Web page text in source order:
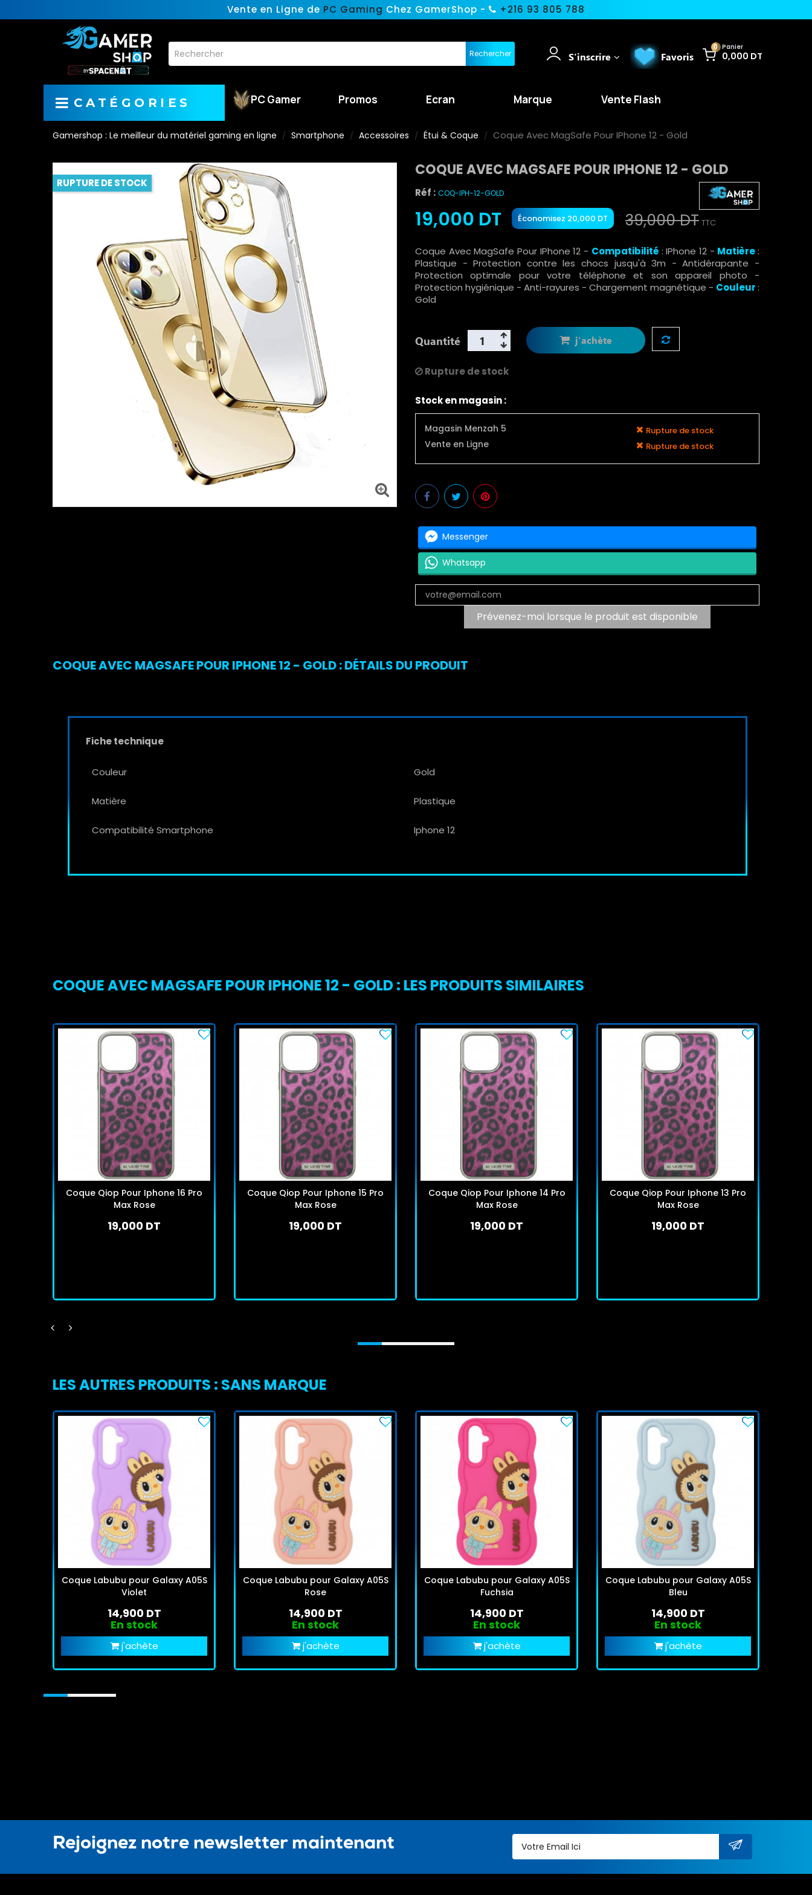
Vente en Ligne de PC Gaming Chez GamerShop - +216 93 805 788
Rechercher
0 Panier
0,000 DT
Favoris
S'inscrire
CATÉGORIES PC Gamer Promos Ecran Marque Vente Flash
Gamershop : Le meilleur du matériel gaming en ligne Smartphone Accessoires Étui & Coque Coque Avec MagSafe Pour IPhone 12 - Gold
RUPTURE DE STOCK
COQUE AVEC MAGSAFE POUR IPHONE 12 - GOLD
Réf : COQ-IPH-12-GOLD
19,000 DT Économisez 20,000 DT 39,000 DT TTC
Coque Avec MagSafe Pour IPhone 12 - Compatibilité : IPhone 12 - Matière:
Plastique - Protection contre les chocs jusqu'à 3m - Antidérapante -
Protection optimale pour votre téléphone et son appareil photo -
Protection hygiénique - Anti-rayures - Chargement magnétique - Couleur:
Gold
Quantité j'achète
Rupture de stock
Stock en magasin :
Magasin Menzah 5 Rupture de stock
Vente en Ligne Rupture de stock
Messenger
Whatsapp
Prévenez-moi lorsque le produit est disponible
COQUE AVEC MAGSAFE POUR IPHONE 12 - GOLD : DÉTAILS DU PRODUIT
Fiche technique
Couleur Gold
Matière Plastique
Compatibilité Smartphone Iphone 12
COQUE AVEC MAGSAFE POUR IPHONE 12 - GOLD : LES PRODUITS SIMILAIRES
Coque Qiop Pour Iphone 16 Pro
Max Rose
19,000 DT
Coque Qiop Pour Iphone 15 Pro
Max Rose
19,000 DT
Coque Qiop Pour Iphone 14 Pro
Max Rose
19,000 DT
Coque Qiop Pour Iphone 13 Pro
Max Rose
19,000 DT
LES AUTRES PRODUITS : SANS MARQUE
Coque Labubu pour Galaxy A05S
Violet
14,900 DT
En stock
j'achète
Coque Labubu pour Galaxy A05S
Rose
14,900 DT
En stock
j'achète
Coque Labubu pour Galaxy A05S
Fuchsia
14,900 DT
En stock
j'achète
Coque Labubu pour Galaxy A05S
Bleu
14,900 DT
En stock
j'achète
Rejoignez notre newsletter maintenant